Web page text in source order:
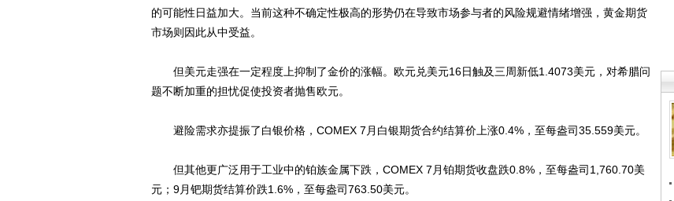
的可能性日益加大。当前这种不确定性极高的形势仍在导致市场参与者的风险规避情绪增强，黄金期货
市场则因此从中受益。
但美元走强在一定程度上抑制了金价的涨幅。欧元兑美元16日触及三周新低1.4073美元，对希腊问
题不断加重的担忧促使投资者抛售欧元。
避险需求亦提振了白银价格，COMEX 7月白银期货合约结算价上涨0.4%，至每盎司35.559美元。
但其他更广泛用于工业中的铂族金属下跌，COMEX 7月铂期货收盘跌0.8%，至每盎司1,760.70美
元；9月钯期货结算价跌1.6%，至每盎司763.50美元。